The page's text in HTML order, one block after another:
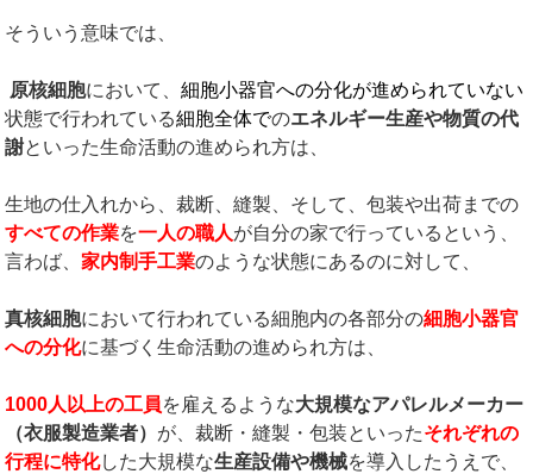
そういう意味では、
原核細胞において、細胞小器官への分化が進められていない
状態で行われている細胞全体でのエネルギー生産や物質の代
謝といった生命活動の進められ方は、
生地の仕入れから、裁断、縫製、そして、包装や出荷までの
すべての作業を一人の職人が自分の家で行っているという、
言わば、家内制手工業のような状態にあるのに対して、
真核細胞において行われている細胞内の各部分の細胞小器官
への分化に基づく生命活動の進められ方は、
1000人以上の工員を雇えるような大規模なアパレルメーカー
（衣服製造業者） が、裁断・縫製・包装といったそれぞれの
行程に特化した大規模な生産設備や機械を導入したうえで、